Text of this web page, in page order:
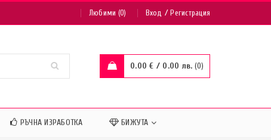
Любими (0) Вход /Регистрация
0.00€ / 0.00 лв. 0
РЪЧНА ИЗРАБОТКА БИЖУТА